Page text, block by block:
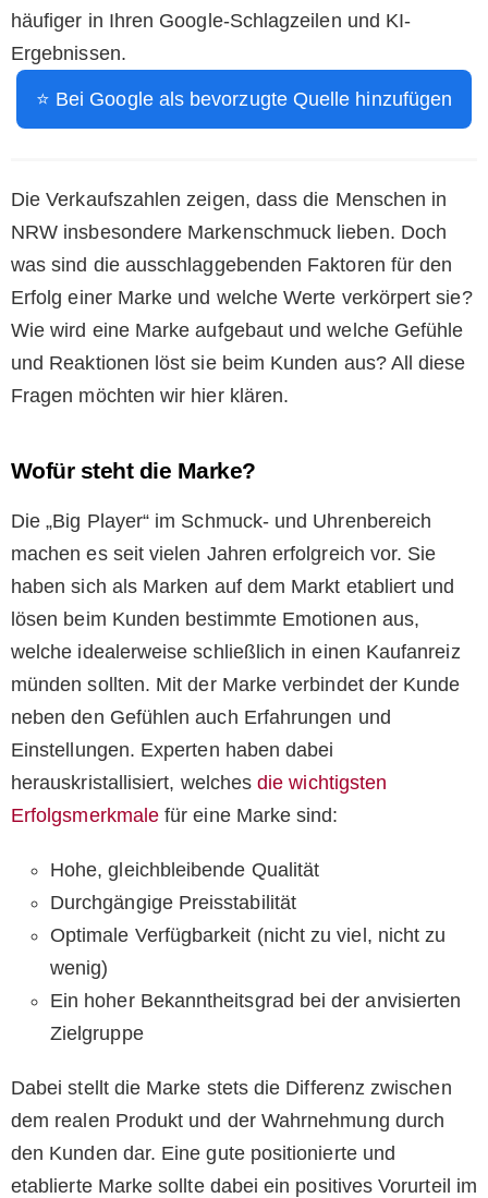
häufiger in Ihren Google-Schlagzeilen und KI-
Ergebnissen.
⭐ Bei Google als bevorzugte Quelle hinzufügen
Die Verkaufszahlen zeigen, dass die Menschen in
NRW insbesondere Markenschmuck lieben. Doch
was sind die ausschlaggebenden Faktoren für den
Erfolg einer Marke und welche Werte verkörpert sie?
Wie wird eine Marke aufgebaut und welche Gefühle
und Reaktionen löst sie beim Kunden aus? All diese
Fragen möchten wir hier klären.
Wofür steht die Marke?
Die „Big Player“ im Schmuck- und Uhrenbereich
machen es seit vielen Jahren erfolgreich vor. Sie
haben sich als Marken auf dem Markt etabliert und
lösen beim Kunden bestimmte Emotionen aus,
welche idealerweise schließlich in einen Kaufanreiz
münden sollten. Mit der Marke verbindet der Kunde
neben den Gefühlen auch Erfahrungen und
Einstellungen. Experten haben dabei
herauskristallisiert, welchesdie wichtigsten
Erfolgsmerkmale für eine Marke sind:
Hohe, gleichbleibende Qualität
Durchgängige Preisstabilität
Optimale Verfügbarkeit (nicht zu viel, nicht zu
wenig)
Ein hoher Bekanntheitsgrad bei der anvisierten
Zielgruppe
Dabei stellt die Marke stets die Differenz zwischen
dem realen Produkt und der Wahrnehmung durch
den Kunden dar. Eine gute positionierte und
etablierte Marke sollte dabei ein positives Vorurteil im